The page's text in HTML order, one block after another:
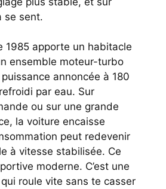
se sent.
1985 apporte un habitacle
ensemble moteur-turbo
annoncée à 180
par eau. Sur
ou sur une grande
la voiture encaisse
peut redevenir
à vitesse stabilisée. Ce
moderne. C’est une
roule vite sans te casser